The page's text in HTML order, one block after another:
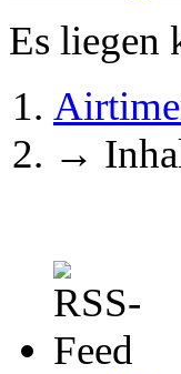
Es liegen
→